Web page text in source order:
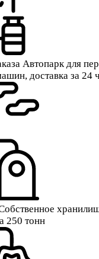
Автопарк для
доставка за 24
250 тонн